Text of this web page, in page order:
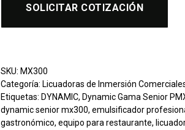
SOLICITAR COTIZACIÓN
SKU: MX300
Categoría: Licuadoras de Inmersión
Etiquetas: DYNAMIC, Dynamic Gama Senior
dynamic senior mx300,emulsificador
gastronómico,equipo para restaurante,